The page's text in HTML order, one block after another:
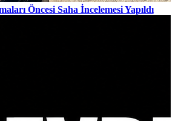
Öncesi Saha İncelemesi Yapıldı